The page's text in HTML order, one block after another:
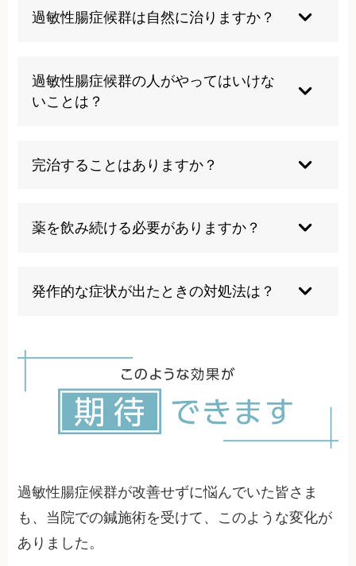
過敏性腸症候群は自然に治りますか？
レス管理や生活習慣の見直し、適切な治療が必要
です。
過敏性腸症候群の人がやってはいけな
いことは？
制限は避けましょう。
完治することはありますか？
ロールできていますが、再発することもあるため
継続的なケアが重要です。
薬を飲み続ける必要がありますか？
もありますが、自己判断せず医師と相談してくだ
発作的な症状が出たときの対処法は？
き、深呼吸などをして落ち着くことが大切です。
過敏性腸症候群が改善せずに悩んでいた皆さま
も、当院での鍼施術を受けて、このような変化が
ありました。